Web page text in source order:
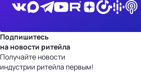
Подпишитесь
на новости ритейла
Получайте новости
индустрии ритейла первым!